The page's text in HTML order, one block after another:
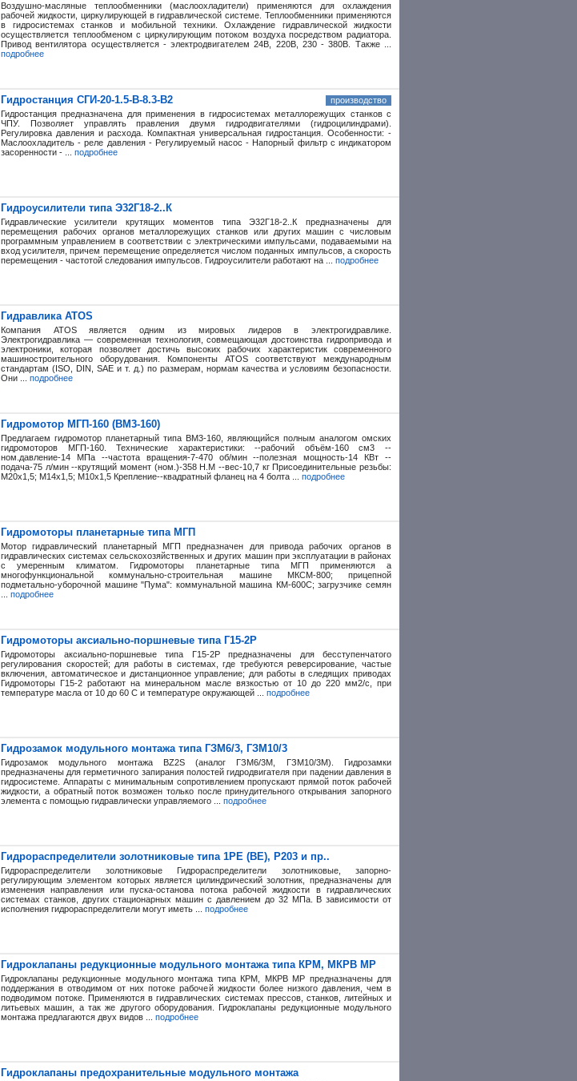
Воздушно-масляные теплообменники (маслоохладители) применяются для охлаждения
рабочей жидкости, циркулирующей в гидравлической системе. Теплообменники применяются
в гидросистемах станков и мобильной техники. Охлаждение гидравлической жидкости
осуществляется теплообменом с циркулирующим потоком воздуха посредством радиатора.
Привод вентилятора осуществляется - электродвигателем 24В, 220В, 230 - 380В. Также ...
подробнее
производство
Гидростанция СГИ-20-1.5-В-8.3-В2
Гидростанция предназначена для применения в гидросистемах металлорежущих станков с
ЧПУ. Позволяет управлять правления двумя гидродвигателями (гидроцилиндрами).
Регулировка давления и расхода. Компактная универсальная гидростанция. Особенности: -
Маслоохладитель - реле давления - Регулируемый насос - Напорный фильтр с индикатором
засоренности - ... подробнее
Гидроусилители типа Э32Г18-2..К
Гидравлические усилители крутящих моментов типа Э32Г18-2..К предназначены для
перемещения рабочих органов металлорежущих станков или других машин с числовым
программным управлением в соответствии с электрическими импульсами, подаваемыми на
вход усилителя, причем перемещение определяется числом поданных импульсов, а скорость
перемещения - частотой следования импульсов. Гидроусилители работают на ... подробнее
Гидравлика ATOS
Компания ATOS является одним из мировых лидеров в электрогидравлике.
Электрогидравлика — современная технология, совмещающая достоинства гидропривода и
электроники, которая позволяет достичь высоких рабочих характеристик современного
машиностроительного оборудования. Компоненты ATOS соответствуют международным
стандартам (ISO, DIN, SAE и т. д.) по размерам, нормам качества и условиям безопасности.
Они ... подробнее
Гидромотор МГП-160 (ВМ3-160)
Предлагаем гидромотор планетарный типа ВМ3-160, являющийся полным аналогом омских
гидромоторов МГП-160. Технические характеристики: --рабочий объём-160 см3 --
ном.давление-14 МПа --частота вращения-7-470 об/мин --полезная мощность-14 КВт --
подача-75 л/мин --крутящий момент (ном.)-358 Н.М --вес-10,7 кг Присоединительные резьбы:
М20х1,5; М14х1,5; М10х1,5 Крепление--квадратный фланец на 4 болта ... подробнее
Гидромоторы планетарные типа МГП
Мотор гидравлический планетарный МГП предназначен для привода рабочих органов в
гидравлических системах сельскохозяйственных и других машин при эксплуатации в районах
с умеренным климатом. Гидромоторы планетарные типа МГП применяются а
многофункциональной коммунально-строительная машине МКСМ-800; прицепной
подметально-уборочной машине "Пума": коммунальной машина КМ-600С; загрузчике семян
подробнее
Гидромоторы аксиально-поршневые типа Г15-2Р
Гидромоторы аксиально-поршневые типа Г15-2Р предназначены для бесступенчатого
регулирования скоростей; для работы в системах, где требуются реверсирование, частые
включения, автоматическое и дистанционное управление; для работы в следящих приводах
Гидромоторы Г15-2 работают на минеральном масле вязкостью от 10 до 220 мм2/с, при
температуре масла от 10 до 60 С и температуре окружающей ... подробнее
Гидрозамок модульного монтажа типа ГЗМ6/3, ГЗМ10/3
Гидрозамок модульного монтажа BZ2S (аналог ГЗМ6/3М, ГЗМ10/3М). Гидрозамки
предназначены для герметичного запирания полостей гидродвигателя при падении давления в
гидросистеме. Аппараты с минимальным сопротивлением пропускают прямой поток рабочей
жидкости, а обратный поток возможен только после принудительного открывания запорного
элемента с помощью гидравлически управляемого ... подробнее
Гидрораспределители золотниковые типа 1РЕ (ВЕ), Р203 и пр..
Гидрораспределители золотниковые Гидрораспределители золотниковые, запорно-
регулирующим элементом которых является цилиндрический золотник, предназначены для
изменения направления или пуска-останова потока рабочей жидкости в гидравлических
системах станков, других стационарных машин с давлением до 32 МПа. В зависимости от
исполнения гидрораспределители могут иметь ... подробнее
Гидроклапаны редукционные модульного монтажа типа КРМ, МКРВ МР
Гидроклапаны редукционные модульного монтажа типа КРМ, МКРВ МР предназначены для
поддержания в отводимом от них потоке рабочей жидкости более низкого давления, чем в
подводимом потоке. Применяются в гидравлических системах прессов, станков, литейных и
литьевых машин, а так же другого оборудования. Гидроклапаны редукционные модульного
монтажа предлагаются двух видов ... подробнее
Гидроклапаны предохранительные модульного монтажа